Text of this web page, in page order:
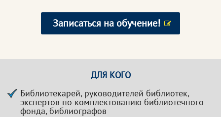
Записаться на обучение!
ДЛЯ КОГО
Библиотекарей, руководителей библиотек,
экспертов по комплектованию библиотечного
фонда, библиографов